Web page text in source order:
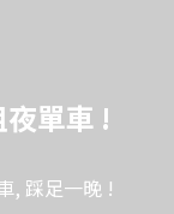
單車 !
, 踩足一晚 !